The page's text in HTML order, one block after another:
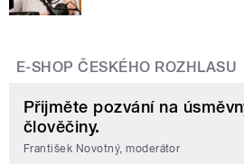
E-SHOP ČESKÉHO ROZHLASU
Přijměte pozvání na
člověčiny.
František Novotný, moderátor